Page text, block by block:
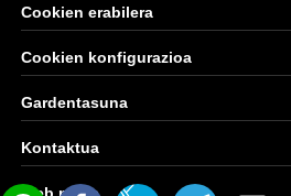
Cookien erabilera
Cookien konfigurazioa
Gardentasuna
Kontaktua
Web mapa